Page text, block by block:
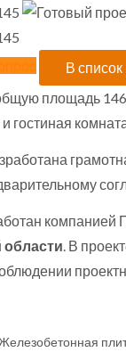
площадь
гостиная
компанией
. В